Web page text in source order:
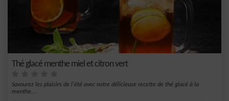
Thé glacé menthe miel et citron vert
Savourez les plaisirs de l'été avec notre délicieuse recette de thé glacé à la
menthe,...